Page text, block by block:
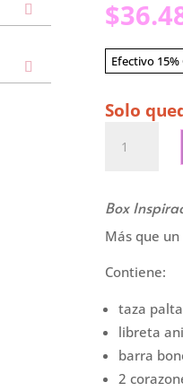
$
Efectivo 15%
Solo
Inspiracion
palta
cantidad
Box
Más que
Contiene:
taza
libreta
barra
2